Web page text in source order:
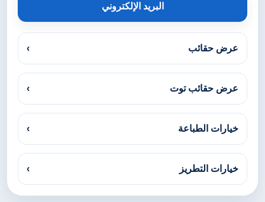
البريد الإلكتروني
عرض حقائب ›
عرض حقائب توت ›
خيارات الطباعة ›
خيارات التطريز ›